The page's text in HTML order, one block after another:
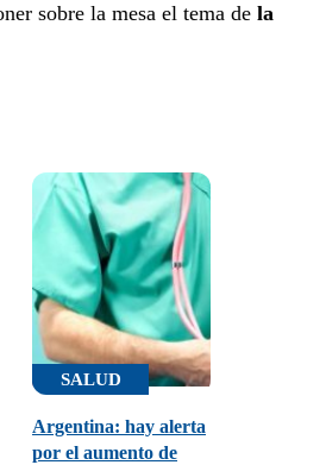
sobre la mesa el tema de la
SALUD
Argentina: hay alerta
por el aumento de